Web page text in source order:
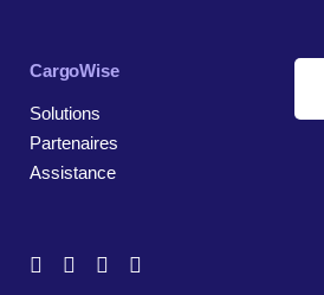
CargoWise
Solutions
Partenaires
Assistance